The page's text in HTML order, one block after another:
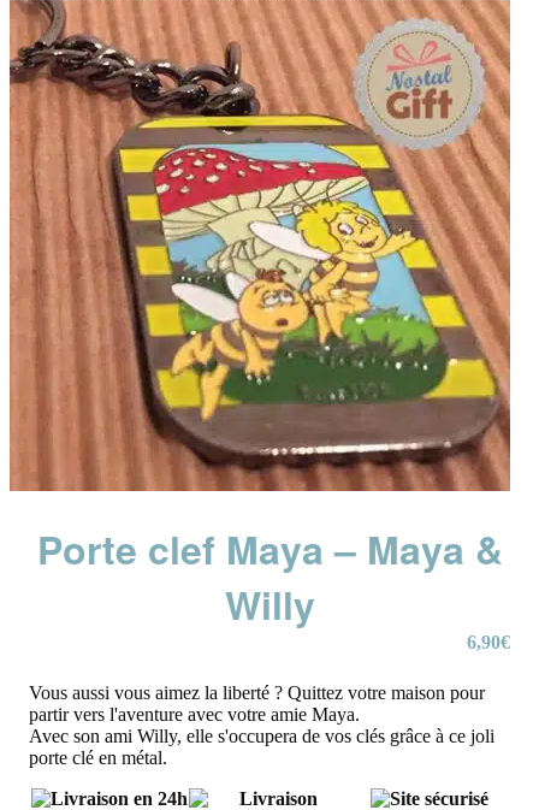
Porte clef Maya – Maya &
Willy
6,90€
Vous aussi vous aimez la liberté ? Quittez votre maison pour
partir vers l'aventure avec votre amie Maya.
Avec son ami Willy, elle s'occupera de vos clés grâce à ce joli
porte clé en métal.